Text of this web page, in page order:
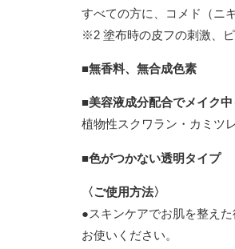
すべての方に、コメド（ニ
※2 塗布時の皮フの刺激、
■無香料、無合成色素
■美容液成分配合でメイク
植物性スクワラン・カミツ
■色がつかない透明タイプ
〈ご使用方法〉
●スキンケアでお肌を整え
お使いください。